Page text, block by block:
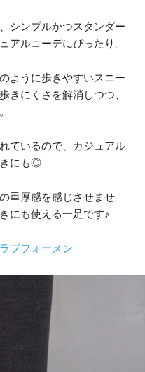
シンプルかつスタンダー
アルコーデにぴったり。
ように歩きやすいスニー
きにくさを解消しつつ、
ているので、カジュアル
きにも◎
重厚感を感じさせませ
にも使える一足です♪
ブフォーメン